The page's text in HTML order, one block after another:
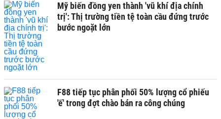
Mỹ biến đồng yen thành 'vũ khí địa chính
trị': Thị trường tiền tệ toàn cầu đứng trước
bước ngoặt lớn
F88 tiếp tục phân phối 50% lượng cổ phiếu
'ế' trong đợt chào bán ra công chúng